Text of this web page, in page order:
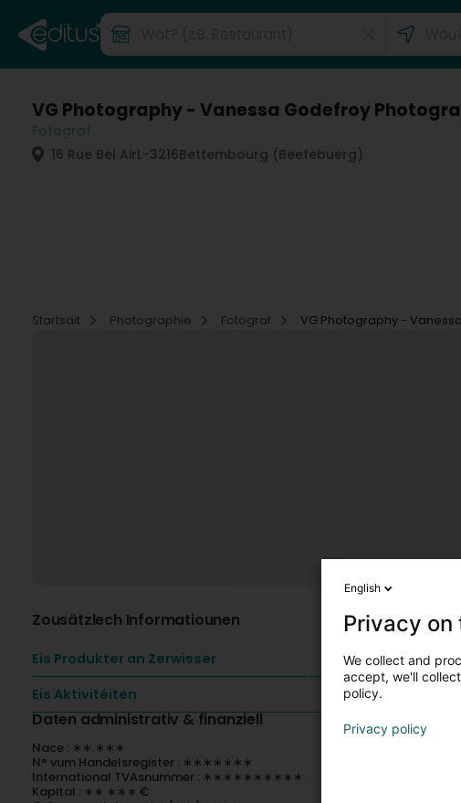
VG Photography - Vanessa Godefroy
16 Rue Bel AirL-3216Bettembourg (Beetebuerg)
Startsäit
Photographie Fotograf VG Photography -
Zousätzlech Informatiounen
Eis Produkter an Zerwisser
Eis Aktivitéiten
Daten administrativ & finanziell
Nace : ∗∗.∗∗∗
N° vum Handelsregister : ∗∗∗∗∗∗∗
International TVAsnummer : ∗∗∗∗∗∗∗∗∗∗
Kapital : ∗∗ ∗∗∗ €
English
Privacy on
We collect and
accept, we'll
policy.
Privacy policy